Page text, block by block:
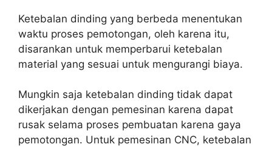
Ketebalan dinding yang berbeda menentukan
waktu proses pemotongan, oleh karena itu,
disarankan untuk memperbarui ketebalan
material yang sesuai untuk mengurangi biaya.
Mungkin saja ketebalan dinding tidak dapat
dikerjakan dengan pemesinan karena dapat
rusak selama proses pembuatan karena gaya
pemotongan. Untuk pemesinan CNC, ketebalan